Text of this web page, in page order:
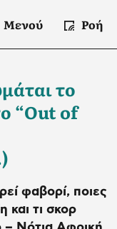
Μενού Ροή
το
“Out of
φαβορί, ποιες
και τι σκορ